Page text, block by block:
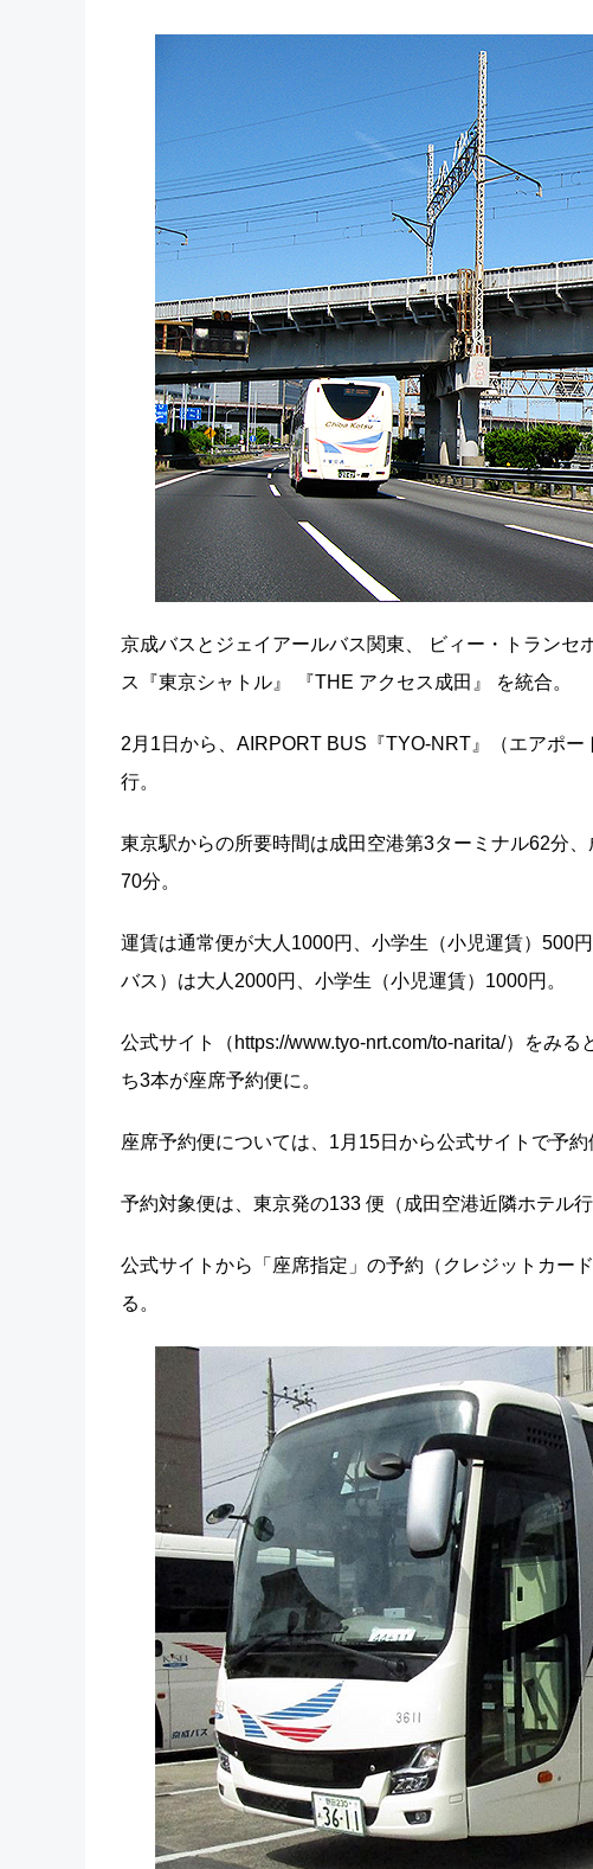
京成バスとジェイアールバス関東、 ビィー・トラン
ス『東京シャトル』 『THE アクセス成田』 を統合。
2月1日から、AIRPORT BUS『TYO-NRT』（エアポ
行。
東京駅からの所要時間は成田空港第3ターミナル62分
70分。
運賃は通常便が大人1000円、小学生（小児運賃）500
バス）は大人2000円、小学生（小児運賃）1000円。
公式サイト（https://www.tyo-nrt.com/to-narita/）をみ
ち3本が座席予約便に。
座席予約便については、1月15日から公式サイトで予
予約対象便は、東京発の133 便（成田空港近隣ホテル
公式サイトから「座席指定」の予約（クレジットカー
る。